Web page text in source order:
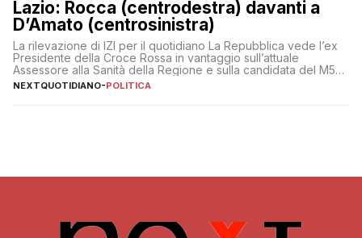
Lazio: Rocca (centrodestra) davanti a
D’Amato (centrosinistra)
La rilevazione di IZI per il quotidiano La Repubblica vede l’ex
Presidente della Croce Rossa in vantaggio sull’attuale
Assessore alla Sanità della Regione e sulla candidata del M5S
Donatella Bianchi
NEXTQUOTIDIANO-POLITICA